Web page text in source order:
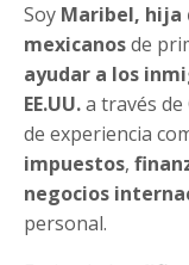
Soy Maribel, hija
mexicanosde
ayudar a los
EE.UU.a través
de experiencia
impuestos,
negocios
personal.